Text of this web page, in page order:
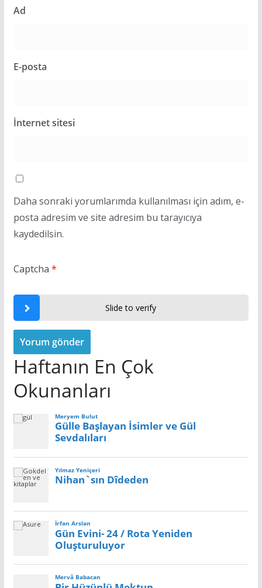
Ad
E-posta
İnternet sitesi
Daha sonraki yorumlarımda kullanılması için adım, e-
posta adresim ve site adresim bu tarayıcıya
kaydedilsin.
Captcha *
Slide to verify
Haftanın En Çok
Okunanları